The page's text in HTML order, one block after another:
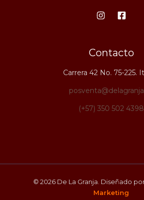
Contacto
Carrera 42 No. 75-225.
(+57) 350 502 4398
© 2026 De La Granja. Diseñado
Marketing